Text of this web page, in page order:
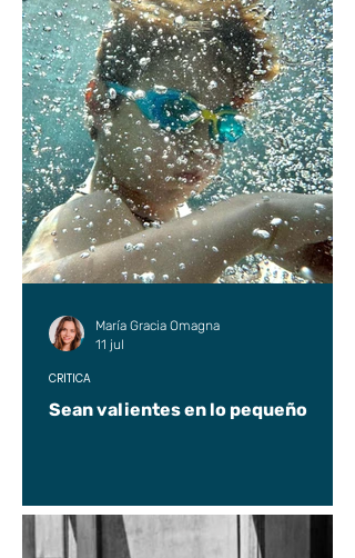
Sean valientes en lo pequeño
CRÍTICA
María Gracia Omagna
11 jul